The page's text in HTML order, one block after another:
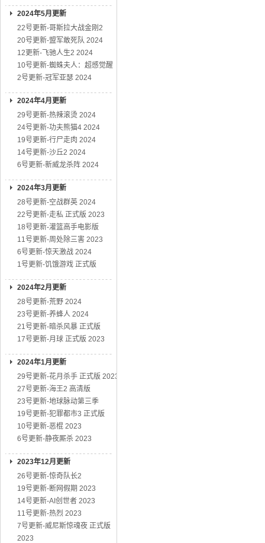
2024年5月更新
22号更新-哥斯拉大战金刚2
20号更新-盟军敢死队 2024
12更新-飞驰人生2 2024
10号更新-蜘蛛夫人：超感觉醒
2号更新-冠军亚瑟 2024
2024年4月更新
29号更新-热辣滚烫 2024
24号更新-功夫熊猫4 2024
19号更新-行尸走肉 2024
14号更新-沙丘2 2024
6号更新-新威龙杀阵 2024
2024年3月更新
28号更新-空战群英 2024
22号更新-走私 正式版 2023
18号更新-灌篮高手电影版
11号更新-周处除三害 2023
6号更新-惊天激战 2024
1号更新-饥饿游戏 正式版
2024年2月更新
28号更新-荒野 2024
23号更新-养蜂人 2024
21号更新-暗杀风暴 正式版
17号更新-月球 正式版 2023
2024年1月更新
29号更新-花月杀手 正式版 2023
27号更新-海王2 高清版
23号更新-地球脉动第三季
19号更新-犯罪都市3 正式版
10号更新-恶棍 2023
6号更新-静夜厮杀 2023
2023年12月更新
26号更新-惊奇队长2
19号更新-断网假期 2023
14号更新-AI创世者 2023
11号更新-热烈 2023
7号更新-威尼斯惊魂夜 正式版
2023